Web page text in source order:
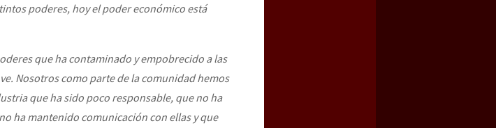
poderes, hoy el poder económico está
que ha contaminado y empobrecido a las
Nosotros como parte de la comunidad hemos
que ha sido poco responsable, que no ha
ha mantenido comunicación con ellas y que